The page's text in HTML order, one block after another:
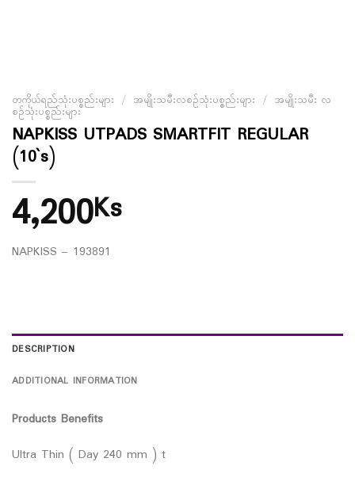
တကိုယ်ရည်သုံးပစ္စည်းများ / အမျိုးသမီးလစဉ်သုံးပစ္စည်းများ / အမျိုးသမီး လ
စဉ်သုံးပစ္စည်းများ
NAPKISS UTPADS SMARTFIT REGULAR
(10`s)
4,200Ks
NAPKISS – 193891
DESCRIPTION
ADDITIONAL INFORMATION
Products Benefits
Ultra Thin ( Day 240 mm ) t